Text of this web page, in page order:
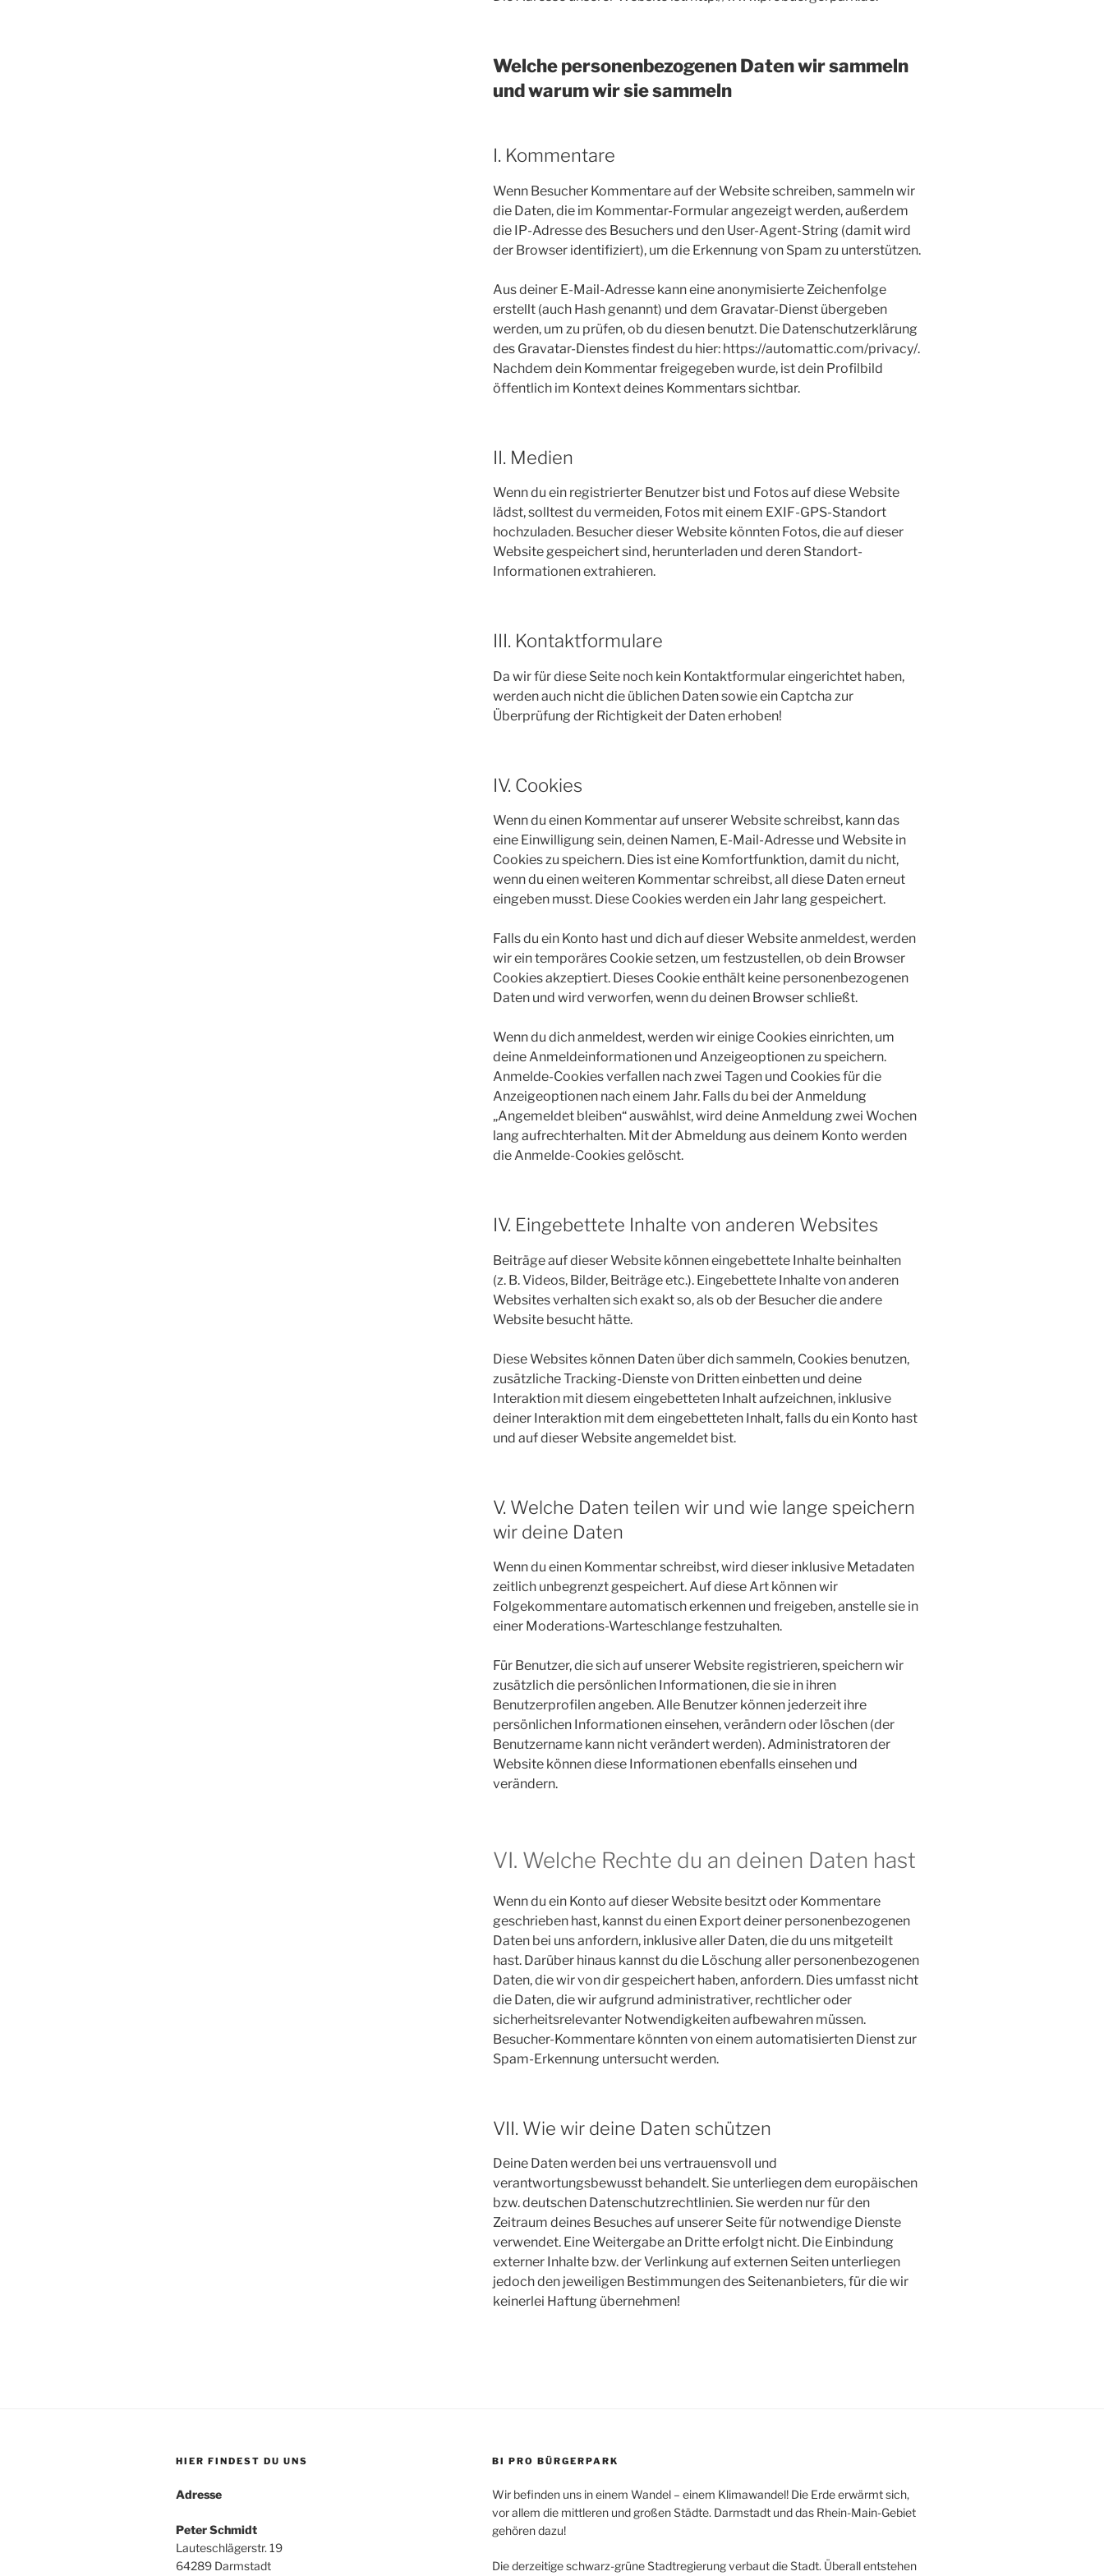
Welche personenbezogenen Daten wir sammeln
und warum wir sie sammeln
I. Kommentare
Wenn Besucher Kommentare auf der Website schreiben, sammeln wir
die Daten, die im Kommentar-Formular angezeigt werden, außerdem
die IP-Adresse des Besuchers und den User-Agent-String (damit wird
der Browser identifiziert), um die Erkennung von Spam zu unterstützen.
Aus deiner E-Mail-Adresse kann eine anonymisierte Zeichenfolge
erstellt (auch Hash genannt) und dem Gravatar-Dienst übergeben
werden, um zu prüfen, ob du diesen benutzt. Die Datenschutzerklärung
des Gravatar-Dienstes findest du hier: https://automattic.com/privacy/.
Nachdem dein Kommentar freigegeben wurde, ist dein Profilbild
öffentlich im Kontext deines Kommentars sichtbar.
II. Medien
Wenn du ein registrierter Benutzer bist und Fotos auf diese Website
lädst, solltest du vermeiden, Fotos mit einem EXIF-GPS-Standort
hochzuladen. Besucher dieser Website könnten Fotos, die auf dieser
Website gespeichert sind, herunterladen und deren Standort-
Informationen extrahieren.
III. Kontaktformulare
Da wir für diese Seite noch kein Kontaktformular eingerichtet haben,
werden auch nicht die üblichen Daten sowie ein Captcha zur
Überprüfung der Richtigkeit der Daten erhoben!
IV. Cookies
Wenn du einen Kommentar auf unserer Website schreibst, kann das
eine Einwilligung sein, deinen Namen, E-Mail-Adresse und Website in
Cookies zu speichern. Dies ist eine Komfortfunktion, damit du nicht,
wenn du einen weiteren Kommentar schreibst, all diese Daten erneut
eingeben musst. Diese Cookies werden ein Jahr lang gespeichert.
Falls du ein Konto hast und dich auf dieser Website anmeldest, werden
wir ein temporäres Cookie setzen, um festzustellen, ob dein Browser
Cookies akzeptiert. Dieses Cookie enthält keine personenbezogenen
Daten und wird verworfen, wenn du deinen Browser schließt.
Wenn du dich anmeldest, werden wir einige Cookies einrichten, um
deine Anmeldeinformationen und Anzeigeoptionen zu speichern.
Anmelde-Cookies verfallen nach zwei Tagen und Cookies für die
Anzeigeoptionen nach einem Jahr. Falls du bei der Anmeldung
„Angemeldet bleiben“ auswählst, wird deine Anmeldung zwei Wochen
lang aufrechterhalten. Mit der Abmeldung aus deinem Konto werden
die Anmelde-Cookies gelöscht.
IV. Eingebettete Inhalte von anderen Websites
Beiträge auf dieser Website können eingebettete Inhalte beinhalten
(z. B. Videos, Bilder, Beiträge etc.). Eingebettete Inhalte von anderen
Websites verhalten sich exakt so, als ob der Besucher die andere
Website besucht hätte.
Diese Websites können Daten über dich sammeln, Cookies benutzen,
zusätzliche Tracking-Dienste von Dritten einbetten und deine
Interaktion mit diesem eingebetteten Inhalt aufzeichnen, inklusive
deiner Interaktion mit dem eingebetteten Inhalt, falls du ein Konto hast
und auf dieser Website angemeldet bist.
V. Welche Daten teilen wir und wie lange speichern
wir deine Daten
Wenn du einen Kommentar schreibst, wird dieser inklusive Metadaten
zeitlich unbegrenzt gespeichert. Auf diese Art können wir
Folgekommentare automatisch erkennen und freigeben, anstelle sie in
einer Moderations-Warteschlange festzuhalten.
Für Benutzer, die sich auf unserer Website registrieren, speichern wir
zusätzlich die persönlichen Informationen, die sie in ihren
Benutzerprofilen angeben. Alle Benutzer können jederzeit ihre
persönlichen Informationen einsehen, verändern oder löschen (der
Benutzername kann nicht verändert werden). Administratoren der
Website können diese Informationen ebenfalls einsehen und
verändern.
VI. Welche Rechte du an deinen Daten hast
Wenn du ein Konto auf dieser Website besitzt oder Kommentare
geschrieben hast, kannst du einen Export deiner personenbezogenen
Daten bei uns anfordern, inklusive aller Daten, die du uns mitgeteilt
hast. Darüber hinaus kannst du die Löschung aller personenbezogenen
Daten, die wir von dir gespeichert haben, anfordern. Dies umfasst nicht
die Daten, die wir aufgrund administrativer, rechtlicher oder
sicherheitsrelevanter Notwendigkeiten aufbewahren müssen.
Besucher-Kommentare könnten von einem automatisierten Dienst zur
Spam-Erkennung untersucht werden.
VII. Wie wir deine Daten schützen
Deine Daten werden bei uns vertrauensvoll und
verantwortungsbewusst behandelt. Sie unterliegen dem europäischen
bzw. deutschen Datenschutzrechtlinien. Sie werden nur für den
Zeitraum deines Besuches auf unserer Seite für notwendige Dienste
verwendet. Eine Weitergabe an Dritte erfolgt nicht. Die Einbindung
externer Inhalte bzw. der Verlinkung auf externen Seiten unterliegen
jedoch den jeweiligen Bestimmungen des Seitenanbieters, für die wir
keinerlei Haftung übernehmen!
HIER FINDEST DU UNS
Adresse
Peter Schmidt
Lauteschlägerstr. 19
64289 Darmstadt
BI PRO BÜRGERPARK
Wir befinden uns in einem Wandel – einem Klimawandel! Die Erde erwärmt sich,
vor allem die mittleren und großen Städte. Darmstadt und das Rhein-Main-Gebiet
gehören dazu!
Die derzeitige schwarz-grüne Stadtregierung verbaut die Stadt. Überall entstehen